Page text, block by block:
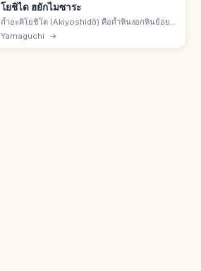
โยชิได ฮยักไมซาระ
ถ้ำอะคิโยชิโด (Akiyoshidō) คือถ้ำหินงอกหินย้อย
ใต้อากิโยชิไดเมืองมิเนะ จ.ยามากุจิ จุดชมฮยักไมซา
ระและเสาโอโกงบาชิระ อุณหภูมิคงที่ตลอดปี เที่ยวได้
Yamaguchi →